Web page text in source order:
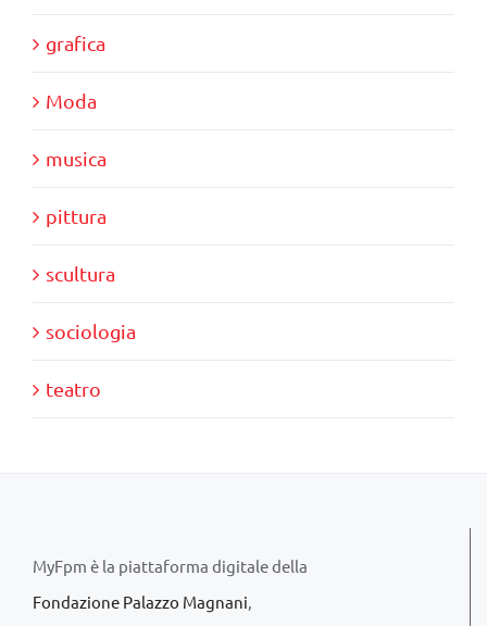
grafica
Moda
musica
pittura
scultura
sociologia
teatro
MyFpm è la piattaforma digitale della
Fondazione Palazzo Magnani,